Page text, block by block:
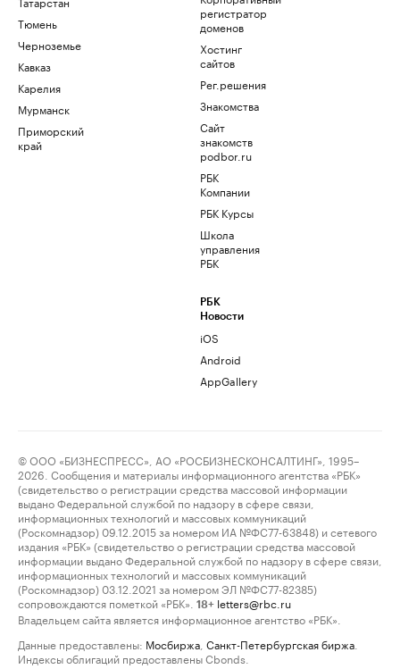
Тюмень
Черноземье
Кавказ
Карелия
Мурманск
Приморский
край
регистратор
доменов
Хостинг
сайтов
Рег.решения
Знакомства
Сайт
знакомств
podbor.ru
РБК
Компании
РБК Курсы
Школа
управления
РБК
РБК
Новости
iOS
Android
AppGallery
© ООО «БИЗНЕСПРЕСС», АО «РОСБИЗНЕСКОНСАЛТИНГ», 1995–
2026. Сообщения и материалы информационного агентства «РБК»
(свидетельство о регистрации средства массовой информации
выдано Федеральной службой по надзору в сфере связи,
информационных технологий и массовых коммуникаций
(Роскомнадзор) 09.12.2015 за номером ИА №ФС77-63848) и сетевого
издания «РБК» (свидетельство о регистрации средства массовой
информации выдано Федеральной службой по надзору в сфере связи,
информационных технологий и массовых коммуникаций
(Роскомнадзор) 03.12.2021 за номером ЭЛ №ФС77-82385)
сопровождаются пометкой «РБК».
18+ letters@rbc.ru
Владельцем сайта является информационное агентство «РБК».
Данные предоставлены: Мосбиржа Санкт-Петербургская биржа
Индексы облигаций предоставлены Cbonds.